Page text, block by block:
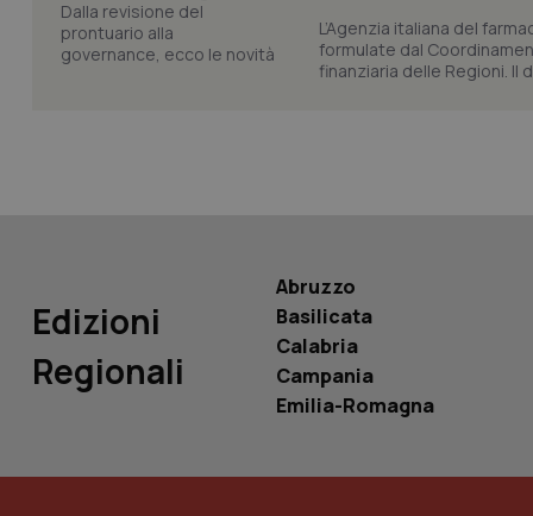
L’Agenzia italiana del
formulate dal
finanziaria delle Regioni. Il
Edizioni
Regionali
Abruzzo
Basilicata
Calabria
Campania
Emilia-Romagna_ga_0VMQEQKQ1N